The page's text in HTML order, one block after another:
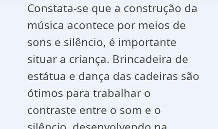
Constata-se que a construção da
música acontece por meios de
sons e silêncio, é importante
situar a criança. Brincadeira de
estátua e dança das cadeiras são
ótimos para trabalhar o
contraste entre o som e o